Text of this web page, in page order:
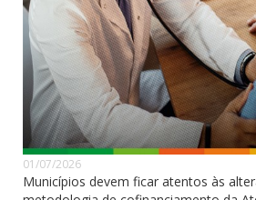
01/07/2026
Municípios devem ficar atentos às